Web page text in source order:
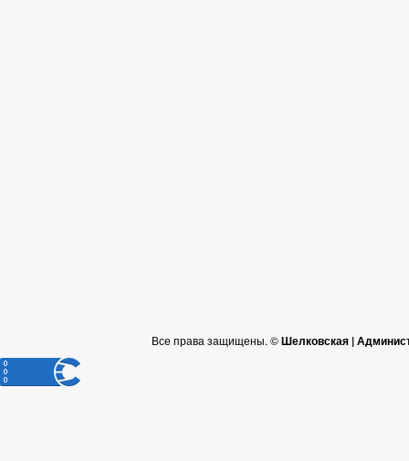
Все права защищены. ©Шелковская |